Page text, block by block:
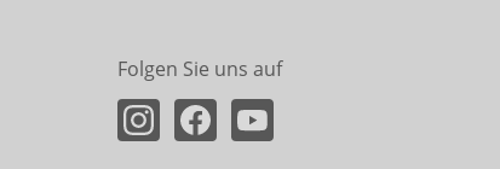
Folgen Sie uns auf